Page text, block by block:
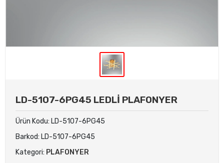
LD-5107-6PG45 LEDLİ PLAFONYER
Ürün Kodu: LD-5107-6PG45
Barkod: LD-5107-6PG45
Kategori: PLAFONYER